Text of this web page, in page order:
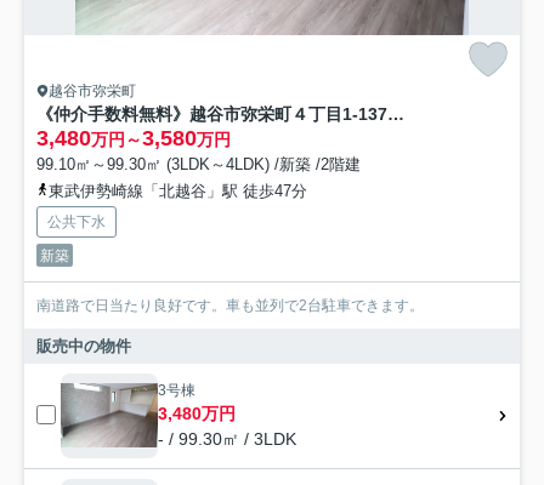
越谷市弥栄町
《仲介手数料無料》越谷市弥栄町４丁目1-137新築一戸建てグラファーレ
3,480万円～3,580万円
99.10㎡～99.30㎡ (3LDK～4LDK) /新築 /2階建
東武伊勢崎線「北越谷」駅 徒歩47分
公共下水
新築
南道路で日当たり良好です。車も並列で2台駐車できます。
販売中の物件
3号棟
3,480万円
- / 99.30㎡ / 3LDK